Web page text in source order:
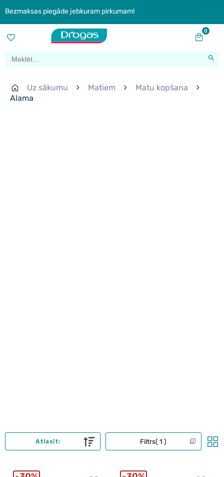
Bezmaksas piegāde jebkuram pirkumam!
0
Uz sākumu Matiem
Matu kopšana
Alama
Filtrs 1
Atlasīt: